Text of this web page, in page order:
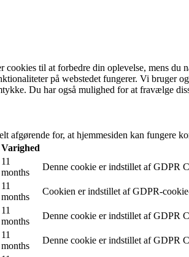
cookies til at forbedre din oplevelse, mens du
på webstedet fungerer. Vi bruger
Du har også mulighed for at fravælge
afgørende for, at hjemmesiden kan fungere
Varighed
11
months
Denne cookie er indstillet af GDPR
11
months
Cookien er indstillet af GDPR-
11
months
Denne cookie er indstillet af GDPR
11
months
Denne cookie er indstillet af GDPR